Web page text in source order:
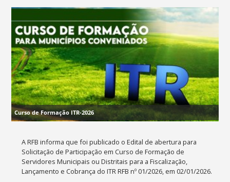
Curso de Formação ITR-2026
A RFB informa que foi publicado o Edital de abertura para
Solicitação de Participação em Curso de Formação de
Servidores Municipais ou Distritais para a Fiscalização,
Lançamento e Cobrança do ITR RFB nº 01/2026 , em 02/01/2026.